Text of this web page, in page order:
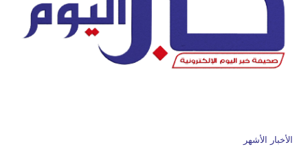
الأخبار الأشهر